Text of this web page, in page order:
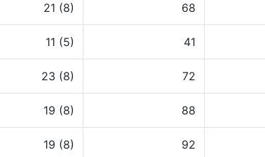
21 (8) 68
11 (5) 41
23 (8) 72
19 (8) 88
19 (8) 92